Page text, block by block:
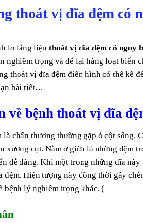
thoát vị đĩa đệm có
lo lắng liệu thoát vị đĩa đệm có nguy
nghiêm trọng và để lại hàng loạt biến
thoát vị đĩa đệm điển hình có thể kế
bài tiết…
về bệnh thoát vị đĩa
là chấn thương thường gặp ở cột sống.
xương cụt. Nằm ở giữa là những đệm
dễ dàng. Khi một trong những đĩa
đệm. Hiện tượng này đồng thời gây
bệnh lý nghiêm trọng khác. (